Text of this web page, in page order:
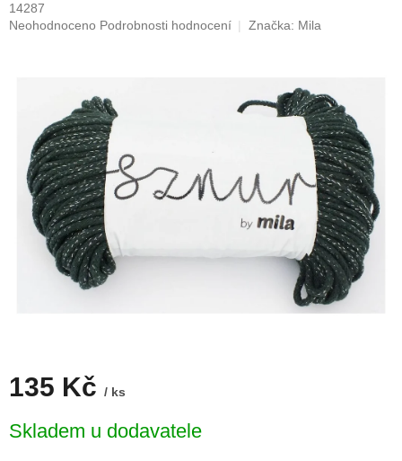
14287
Průměrné
hvězdiček.
Neohodnoceno Podrobnosti hodnocení Značka: Mila
135 Kč / ks
cena:
Skladem u dodavatele